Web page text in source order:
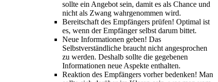
sollte ein Angebot sein, damit es als Chance und
nicht als Zwang wahrgenommen wird.
Bereitschaft des Empfängers prüfen! Optimal ist
es, wenn der Empfänger selbst darum bittet.
Neue Informationen geben! Das
Selbstverständliche braucht nicht angesprochen
zu werden. Deshalb sollte die gegebenen
Informationen neue Aspekte enthalten.
Reaktion des Empfängers vorher bedenken! Man